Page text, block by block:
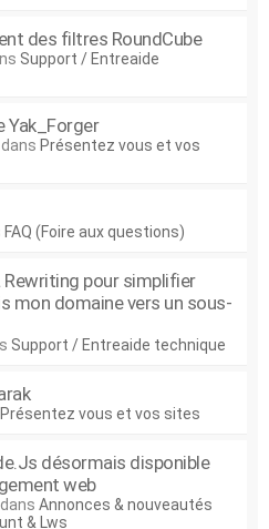
des filtres RoundCube
Support / Entreaide
Yak_Forger
dans Présentez vous et vos
FAQ (Foire aux questions)
Rewriting pour simplifier
mon domaine vers un sous-
Support / Entreaide technique
Présentez vous et vos sites
désormais disponible
web
Annonces & nouveautés
& Lws